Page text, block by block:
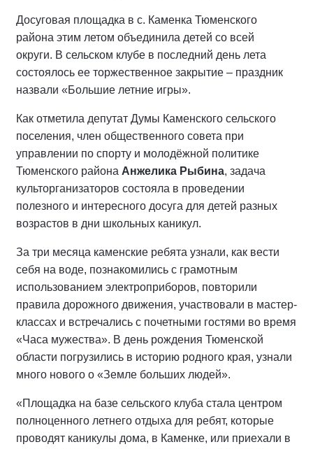
Досуговая площадка в с. Каменка Тюменского
района этим летом объединила детей со всей
округи. В сельском клубе в последний день лета
состоялось ее торжественное закрытие – праздник
назвали «Большие летние игры».
Как отметила депутат Думы Каменского сельского
поселения, член общественного совета при
управлении по спорту и молодёжной политике
Тюменского района Анжелика Рыбина, задача
культорганизаторов состояла в проведении
полезного и интересного досуга для детей разных
возрастов в дни школьных каникул.
За три месяца каменские ребята узнали, как вести
себя на воде, познакомились с грамотным
использованием электроприборов, повторили
правила дорожного движения, участвовали в мастер-
классах и встречались с почетными гостями во время
«Часа мужества». В день рождения Тюменской
области погрузились в историю родного края, узнали
много нового о «Земле больших людей».
«Площадка на базе сельского клуба стала центром
полноценного летнего отдыха для ребят, которые
проводят каникулы дома, в Каменке, или приехали в